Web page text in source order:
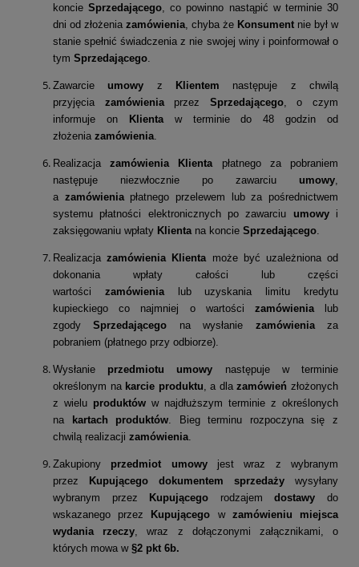
koncieSprzedającego , co powinno nastąpić w terminie 30
dni od złożenia zamówienia , chyba że Konsument nie był w
stanie spełnić świadczenia z nie swojej winy i poinformował o
tym Sprzedającego
Zawarcieumowy z Klientem następuje z chwilą
przyjęcia zamówieniaprzez Sprzedającego, o czym
informuje on Klientaw terminie do 48 godzin od
złożenia zamówienia
Realizacjazamówienia Klienta płatnego za pobraniem
następuje niezwłocznie po zawarciu umowy
a zamówieniapłatnego przelewem lub za pośrednictwem
systemu płatności elektronicznych po zawarciu umowyi
zaksięgowaniu wpłaty Klienta na koncie Sprzedającego
Realizacjazamówienia Klienta może być uzależniona od
dokonania wpłaty całości lub części
wartości zamówienialub uzyskania limitu kredytu
kupieckiego co najmniej o wartości zamówienialub
zgodySprzedającego na wysłanie zamówieniaza
pobraniem (płatnego przy odbiorze).
Wysłanie przedmiotu umowy następuje w terminie
określonym na karcie produktu , a dlazamówień złożonych
z wielu produktów w najdłuższym terminie z określonych
na kartach produktów . Bieg terminu rozpoczyna się z
chwilą realizacji zamówienia
Zakupiony przedmiot umowyjest wraz z wybranym
przez Kupującego dokumentem sprzedaży wysyłany
wybranym przez Kupującego rodzajemdostawy do
wskazanego przez Kupującego w zamówieniu miejsca
wydania rzeczy , wraz z dołączonymi załącznikami, o
których mowa w §2 pkt 6b.